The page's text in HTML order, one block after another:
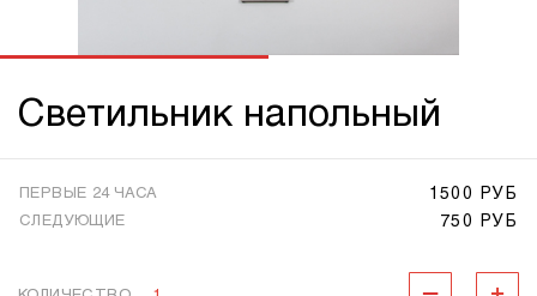
Светильник напольный
ПЕРВЫЕ 24 ЧАСА 1500 РУБ
СЛЕДУЮЩИЕ 750 РУБ